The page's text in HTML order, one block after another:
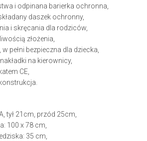
i odpinana barierka ochronna,
daszek ochronny,
i skręcania dla rodziców,
złożenia,
pełni bezpieczna dla dziecka,
na kierownicy,
CE,
tył 21cm, przód 25cm,
100 x 78 cm,
35 cm,